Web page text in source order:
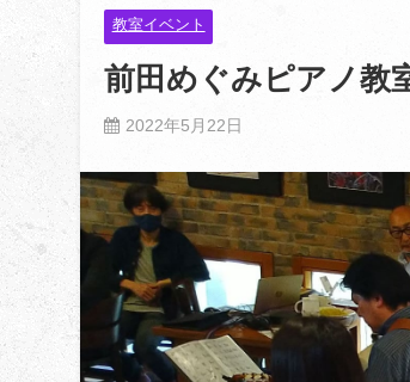
教室イベント
前田めぐみピアノ教
2022年5月22日